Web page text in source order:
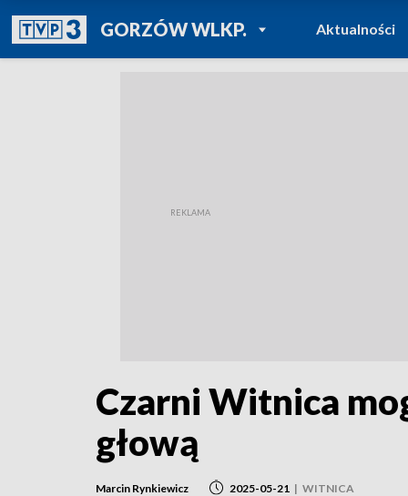
GORZÓW WLKP.POWRÓT DO
TVP REGIONY
Aktualności
Czarni Witnica
głową
Marcin Rynkiewicz 2025-05-21 | WITNICA